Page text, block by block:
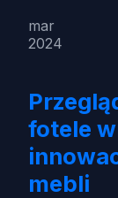
mar
2024
fotele
mebli